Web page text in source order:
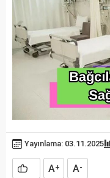
Yayınlama: 03.11.2025
A+ A-